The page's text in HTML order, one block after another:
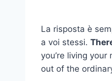
La risposta è
a voi stessi.
you’re living your
out of the